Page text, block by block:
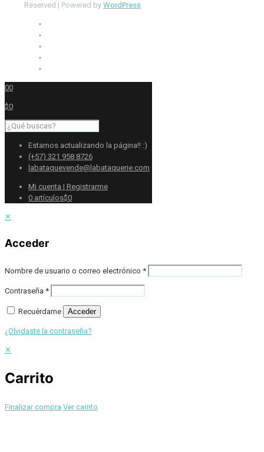
Reserved | Powered by WordPress
00
$0
Estamos actualizando la página!! :)
(+57) 321 958 8726
labataquevende@labataquerie.com
Mi cuenta | Registrarme
0 artículos$0
✕
Acceder
Nombre de usuario o correo electrónico *
Contraseña *
Recuérdame Acceder
¿Olvidaste la contraseña?
✕
Carrito
Finalizar compra Ver carrito